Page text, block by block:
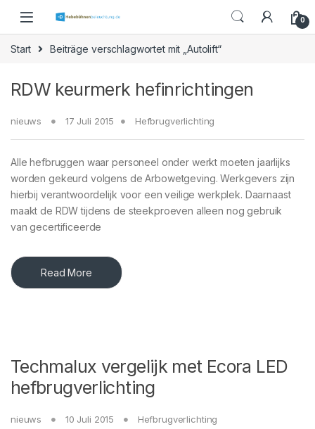
0
Start Beiträge verschlagwortet mit „Autolift“
RDW keurmerk hefinrichtingen
nieuws 17 Juli 2015 Hefbrugverlichting
Alle hefbruggen waar personeel onder werkt moeten jaarlijks
worden gekeurd volgens de Arbowetgeving. Werkgevers zijn
hierbij verantwoordelijk voor een veilige werkplek. Daarnaast
maakt de RDW tijdens de steekproeven alleen nog gebruik
van gecertificeerde
Read More
Techmalux vergelijk met Ecora LED
hefbrugverlichting
nieuws 10 Juli 2015 Hefbrugverlichting